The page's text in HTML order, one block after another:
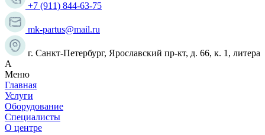
+7 (911) 844-63-75
mk-partus@mail.ru
г. Санкт-Петербург, Ярославский пр-кт, д. 66, к. 1, литера
А
Меню
Главная
Услуги
Оборудование
Специалисты
О центре